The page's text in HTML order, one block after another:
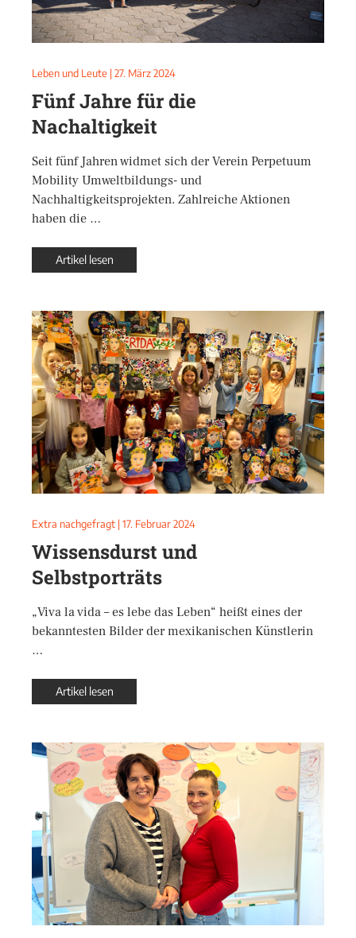
Leben und Leute | 27. März 2024
Fünf Jahre für die
Nachaltigkeit
Seit fünf Jahren widmet sich der Verein Perpetuum
Mobility Umweltbildungs- und
Nachhaltigkeitsprojekten. Zahlreiche Aktionen
haben die …
Artikel lesen
Extra nachgefragt | 17. Februar 2024
Wissensdurst und
Selbstporträts
„Viva la vida – es lebe das Leben“ heißt eines der
bekanntesten Bilder der mexikanischen Künstlerin
…
Artikel lesen